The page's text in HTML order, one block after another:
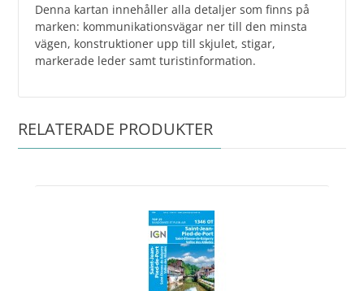
Denna kartan innehåller alla detaljer som finns på
marken: kommunikationsvägar ner till den minsta
vägen, konstruktioner upp till skjulet, stigar,
markerade leder samt turistinformation.
RELATERADE PRODUKTER